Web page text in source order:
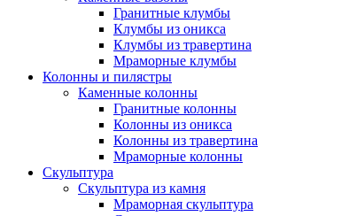
Гранитные клумбы
Клумбы из оникса
Клумбы из травертина
Мраморные клумбы
Колонны и пилястры
Каменные колонны
Гранитные колонны
Колонны из оникса
Колонны из травертина
Мраморные колонны
Скульптура
Скульптура из камня
Мраморная скульптура